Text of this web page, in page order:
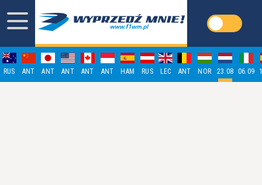
RUS ANT ANT ANT ANT ANT HAM RUS LEC ANT NOR 23.08 06.09